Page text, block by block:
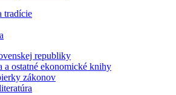
tradície
republiky
a ostatné ekonomické knihy
zákonov